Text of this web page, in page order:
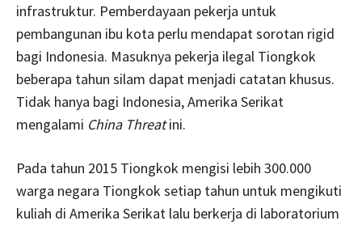
infrastruktur. Pemberdayaan pekerja untuk
pembangunan ibu kota perlu mendapat sorotan rigid
bagi Indonesia. Masuknya pekerja ilegal Tiongkok
beberapa tahun silam dapat menjadi catatan khusus.
Tidak hanya bagi Indonesia, Amerika Serikat
mengalami China Threatini.
Pada tahun 2015 Tiongkok mengisi lebih 300.000
warga negara Tiongkok setiap tahun untuk mengikuti
kuliah di Amerika Serikat lalu berkerja di laboratorium